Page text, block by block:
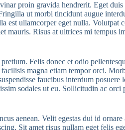
proin gravida hendrerit. Eget
ut morbi tincidunt augue
est ullamcorper eget nulla.
Risus at ultrices mi tempus
Felis donec et odio
magna etiam tempor orci.
faucibus interdum
sodales ut eu. Sollicitudin ac orci
aenean. Velit egestas dui id
Sit amet risus nullam eget felis